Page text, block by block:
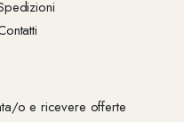
o e ricevere offerte